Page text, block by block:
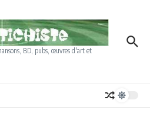
BD, pubs, œuvres d'art et